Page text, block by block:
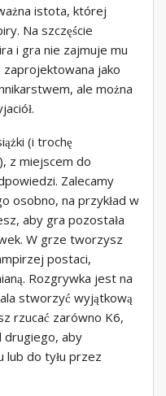
istota, której
Na szczęście
i gra nie zajmuje mu
zaprojektowana jako
ale można
(i trochę
z miejscem do
Zalecamy
osobno, na przykład w
aby gra pozostała
W grze tworzysz
postaci,
Rozgrywka jest na
stworzyć wyjątkową
rzucać zarówno K6,
drugiego, aby
lub do tyłu przez